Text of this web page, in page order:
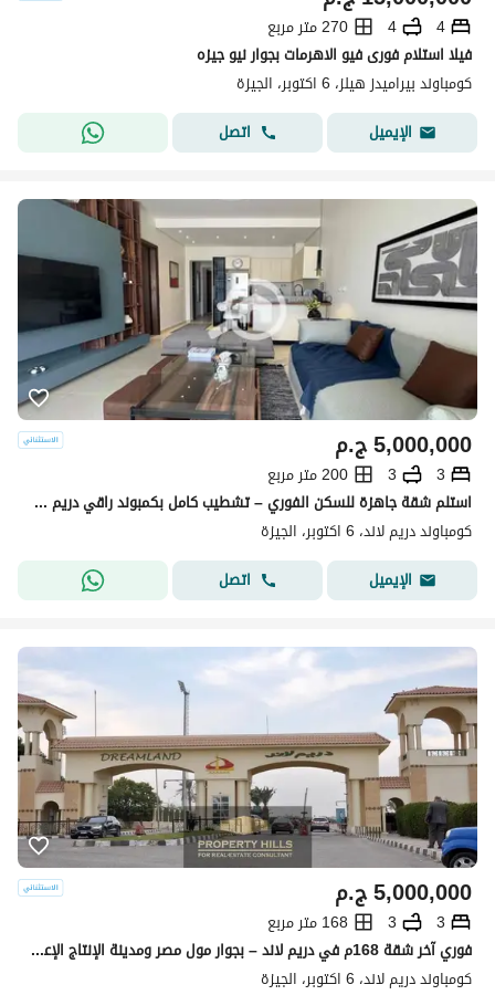
4
4
270 متر مربع
فيلا استلام فورى فيو الاهرمات بجوار نيو جيزه
كومباوند بيراميدز هيلز، 6 اكتوبر، الجيزة
الإيميل
اتصل
ج.م5,000,000
3
3
200 متر مربع
استلم شقة جاهزة للسكن الفوري – تشطيب كامل بكمبوند راقي دريم لاند
كومباوند دريم لاند، 6 اكتوبر، الجيزة
الإيميل
اتصل
ج.م5,000,000
3
3
168 متر مربع
فوري آخر شقة 168م في دريم لاند – بجوار مول مصر ومدينة الإنتاج الإعلامي
كومباوند دريم لاند، 6 اكتوبر، الجيزة